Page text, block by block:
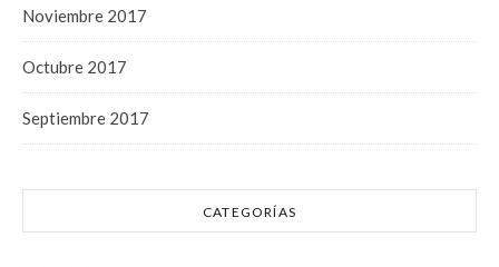
Noviembre 2017
Octubre 2017
Septiembre 2017
CATEGORÍAS